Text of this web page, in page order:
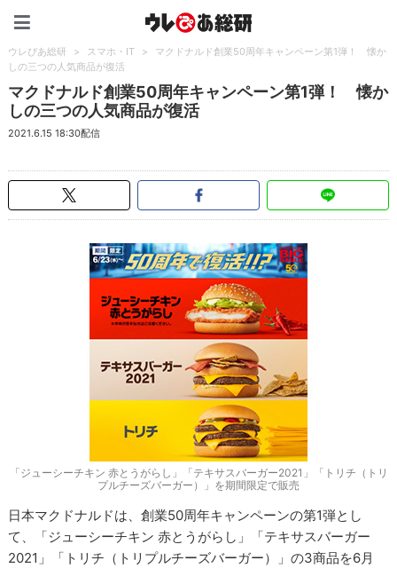
ウレぴあ総研 > スマホ・IT >
マクドナルド創業50周年キャンペーン第1弾！ 懐か
しの三つの人気商品が復活
マクドナルド創業50周年キャンペーン第1弾！ 懐か
しの三つの人気商品が復活
2021.6.15 18:30配信
「ジューシーチキン 赤とうがらし」「テキサスバーガー2021」「トリチ（トリ
プルチーズバーガー）」を期間限定で販売
日本マクドナルドは、創業50周年キャンペーンの第1弾とし
て、「ジューシーチキン 赤とうがらし」「テキサスバーガー
2021」「トリチ（トリプルチーズバーガー）」の3商品を6月